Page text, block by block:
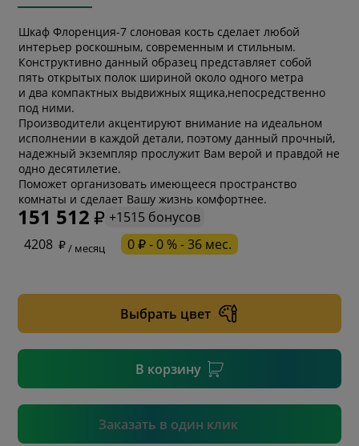
Шкаф Флоренция-7 слоновая кость сделает любой
интерьер роскошным, современным и стильным.
Конструктивно данный образец представляет собой
пять открытых полок шириной около одного метра
и два компактных выдвижных ящика,непосредственно
под ними.
Производители акцентируют внимание на идеальном
исполнении в каждой детали, поэтому данный прочный,
надежный экземпляр прослужит Вам верой и правдой не
одно десятилетие.
Поможет организовать имеющееся пространство
комнаты и сделает Вашу жизнь комфортнее.
151 512
+1515 бонусов
4208
/ месяц 0 ₽ - 0 % - 36 мес.
Выбрать цвет
В корзину
Заказать в один клик
* обязательное поле
Подтвердить